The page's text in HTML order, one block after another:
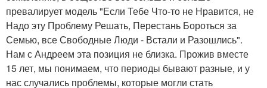
превалирует модель "Если Тебе Что-то не Нравится, не
Надо эту Проблему Решать, Перестань Бороться за
Семью, все Свободные Люди - Встали и Разошлись".
Нам с Андреем эта позиция не близка. Прожив вместе
15 лет, мы понимаем, что периоды бывают разные, и у
нас случались проблемы, которые могли стать